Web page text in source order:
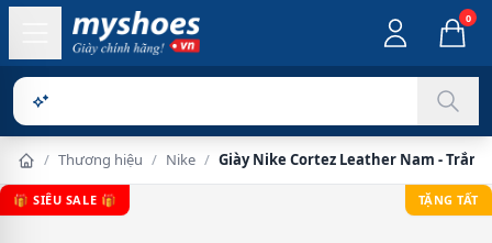
0
Sản phẩ
/ Thương hiệu / Nike / Giày Nike Cortez Leather Nam -
🎁 SIÊU SALE 🎁 TẶNG TẤT